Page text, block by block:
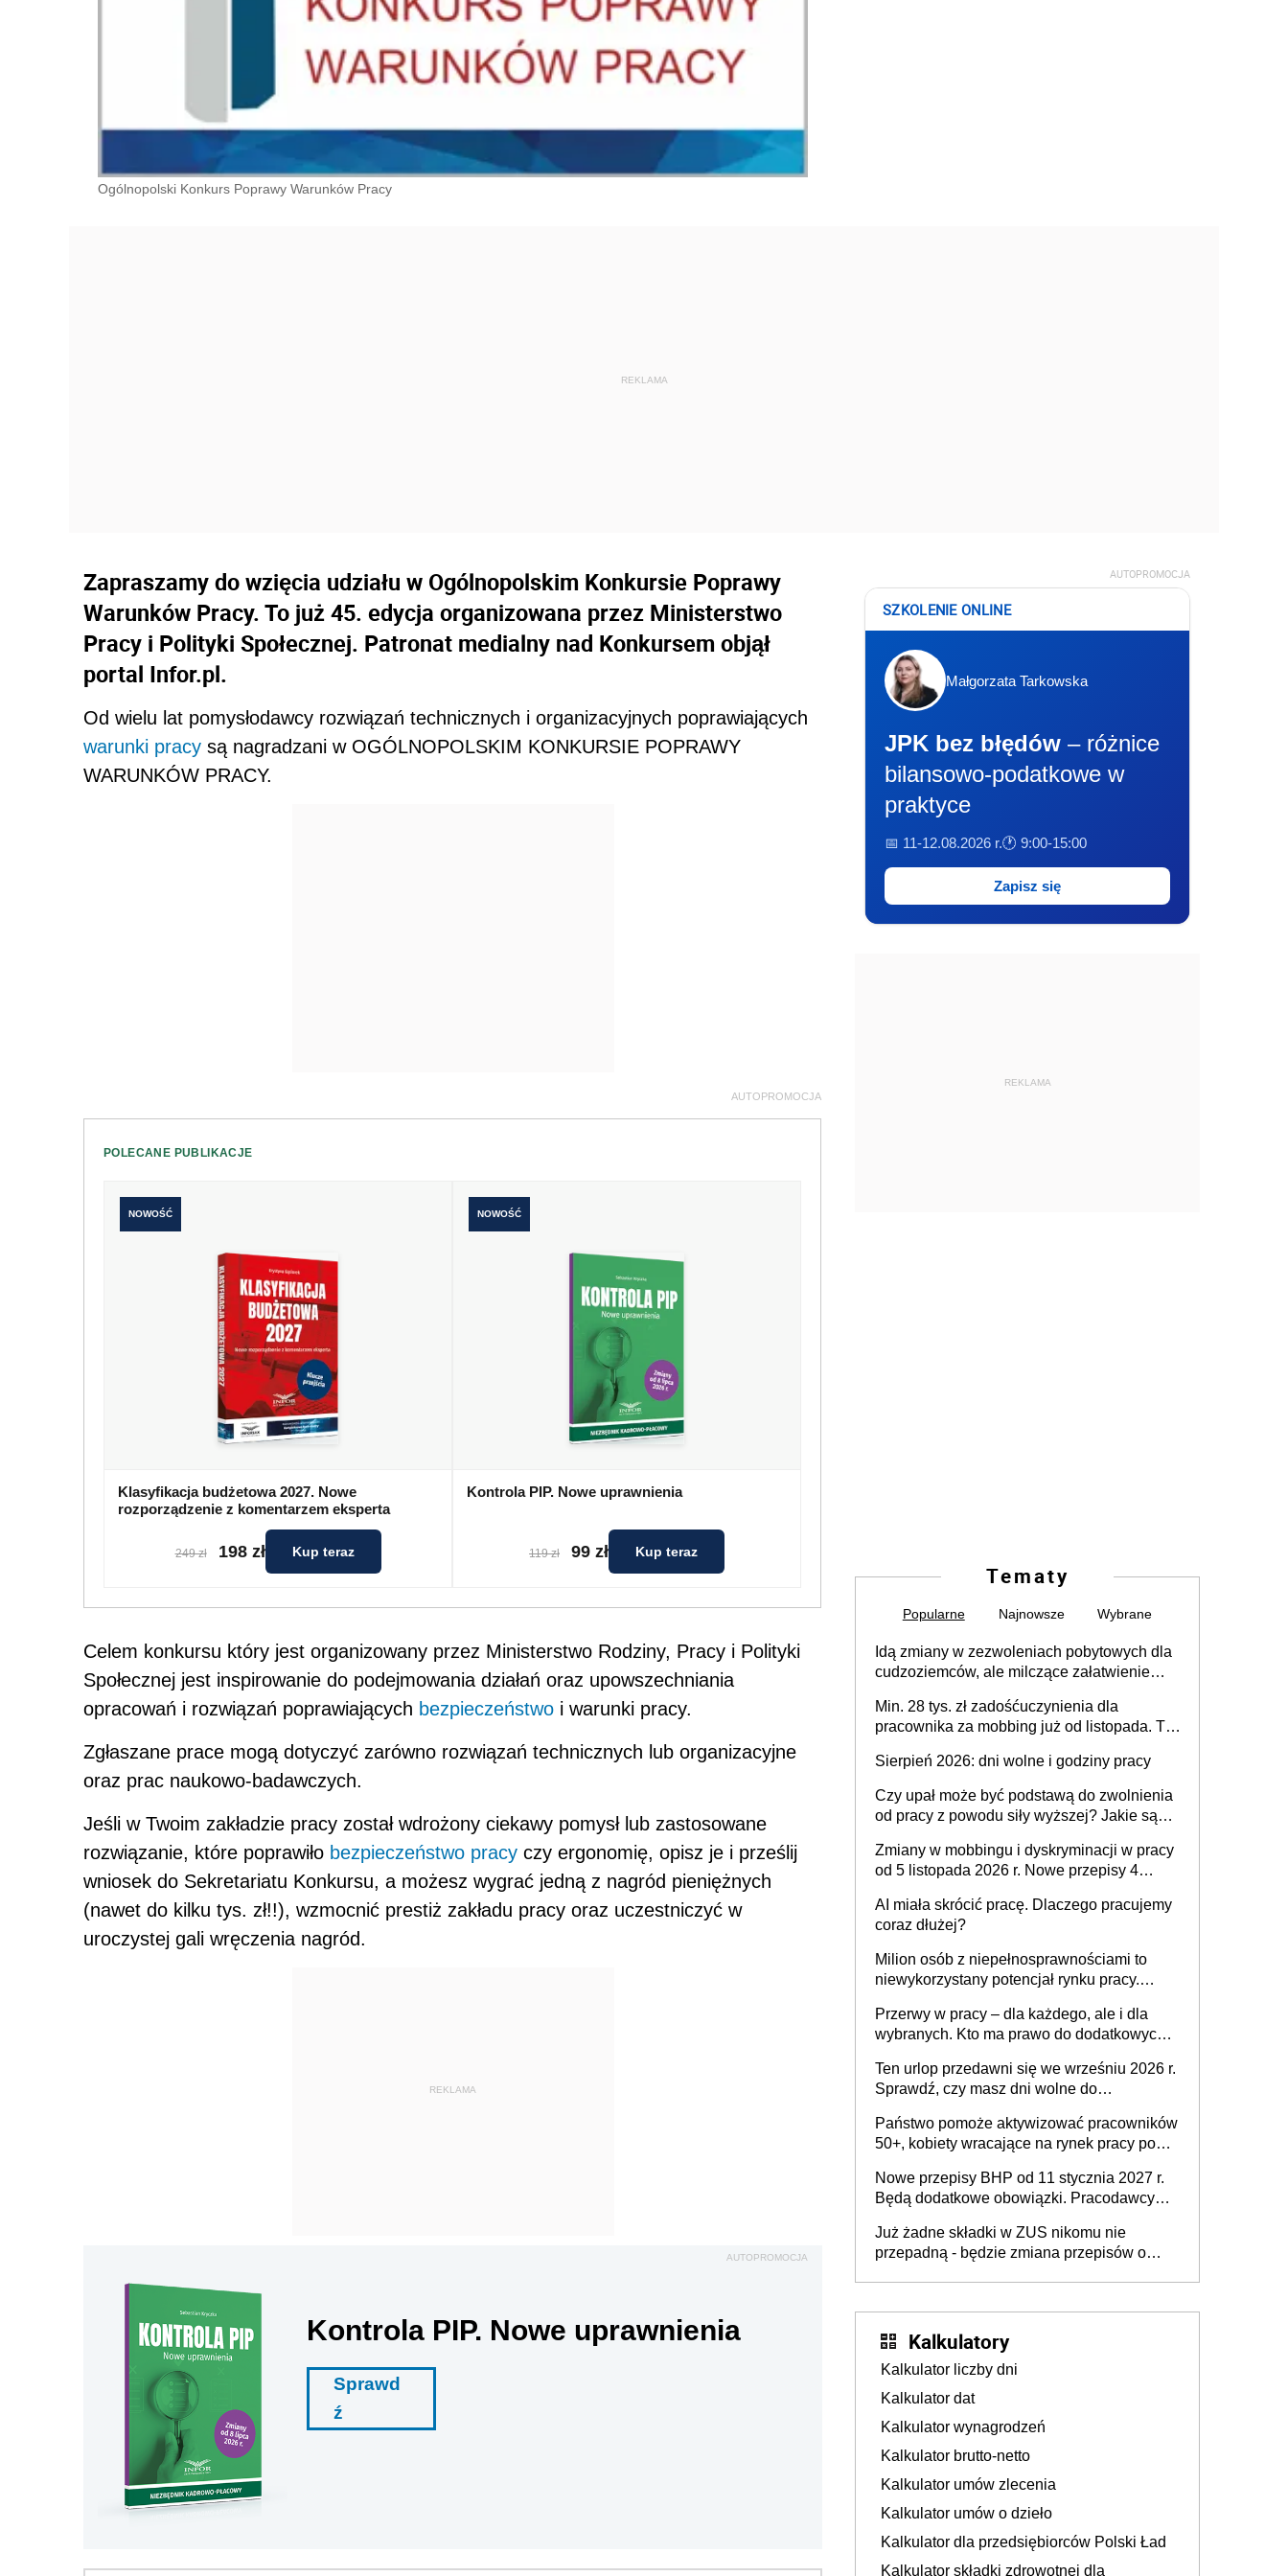
Ogólnopolski Konkurs Poprawy Warunków Pracy
Zapraszamy do wzięcia udziału w Ogólnopolskim Konkursie Poprawy
Warunków Pracy. To już 45. edycja organizowana przez Ministerstwo
Pracy i Polityki Społecznej. Patronat medialny nad Konkursem objął
portal Infor.pl.
Od wielu lat pomysłodawcy rozwiązań technicznych i organizacyjnych poprawiających
warunki pracy są nagradzani w OGÓLNOPOLSKIM KONKURSIE POPRAWY
WARUNKÓW PRACY.
AUTOPROMOCJA
POLECANE PUBLIKACJE
NOWOŚĆ
Klasyfikacja budżetowa 2027. Nowe
rozporządzenie z komentarzem eksperta
249 zł 198 zł Kup teraz
NOWOŚĆ
Kontrola PIP. Nowe uprawnienia
119 zł 99 zł Kup teraz
Celem konkursu który jest organizowany przez Ministerstwo Rodziny, Pracy i Polityki
Społecznej jest inspirowanie do podejmowania działań oraz upowszechniania
opracowań i rozwiązań poprawiających bezpieczeństwo i warunki pracy.
Zgłaszane prace mogą dotyczyć zarówno rozwiązań technicznych lub organizacyjne
oraz prac naukowo-badawczych.
Jeśli w Twoim zakładzie pracy został wdrożony ciekawy pomysł lub zastosowane
rozwiązanie, które poprawiło bezpieczeństwo pracy czy ergonomię, opisz je i prześlij
wniosek do Sekretariatu Konkursu, a możesz wygrać jedną z nagród pieniężnych
(nawet do kilku tys. zł!!), wzmocnić prestiż zakładu pracy oraz uczestniczyć w
uroczystej gali wręczenia nagród.
REKLAMA
AUTOPROMOCJA
Kontrola PIP. Nowe uprawnienia
Sprawd
ź
AUTOPROMOCJA
SZKOLENIE ONLINE
Małgorzata Tarkowska
JPK bez błędów – różnice
bilansowo-podatkowe w
praktyce
📅 11-12.08.2026 r.🕐 9:00-15:00
Zapisz się
REKLAMA
Tematy
Popularne Najnowsze Wybrane
Idą zmiany w zezwoleniach pobytowych dla
cudzoziemców, ale milczące załatwienie
Min. 28 tys. zł zadośćuczynienia dla
pracownika za mobbing już od listopada. To
zespołu
Sierpień 2026: dni wolne i godziny pracy
Czy upał może być podstawą do zwolnienia
od pracy z powodu siły wyższej? Jakie są
Zmiany w mobbingu i dyskryminacji w pracy
od 5 listopada 2026 r. Nowe przepisy 4
Ustaw
AI miała skrócić pracę. Dlaczego pracujemy
coraz dłużej?
Milion osób z niepełnosprawnościami to
niewykorzystany potencjał rynku pracy.
dofinansowań czy refundacji, ale bariery po
stronie systemu i świadomości
pracodawców [WYWIAD]
Przerwy w pracy – dla każdego, ale i dla
wybranych. Kto ma prawo do dodatkowych
Ten urlop przedawni się we wrześniu 2026 r.
Sprawdź, czy masz dni wolne do
Państwo pomoże aktywizować pracowników
50+, kobiety wracające na rynek pracy po
osoby neuroatypowe. Powstanie Fundusz
na rzecz Inkluzywności w Zatrudnianiu?
Nowe przepisy BHP od 11 stycznia 2027 r.
Będą dodatkowe obowiązki. Pracodawcy
Już żadne składki w ZUS nikomu nie
przepadną - będzie zmiana przepisów o
Kalkulatory
Kalkulator liczby dni
Kalkulator dat
Kalkulator wynagrodzeń
Kalkulator brutto-netto
Kalkulator umów zlecenia
Kalkulator umów o dzieło
Kalkulator dla przedsiębiorców Polski Ład
Kalkulator składki zdrowotnej dla